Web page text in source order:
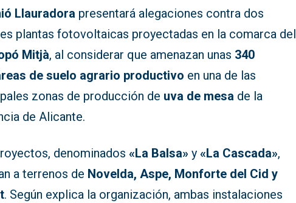
Llauradora presentará alegaciones contra dos
plantas fotovoltaicas proyectadas en la comarca del
Mitjà, al considerar que amenazan unas 340
de suelo agrario productivo en una de las
zonas de producción de uva de mesa de la
de Alicante.
denominados«La Balsa» y«La Cascada»,
a terrenos de Novelda, Aspe, Monforte del Cid y
. Según explica la organización, ambas instalaciones